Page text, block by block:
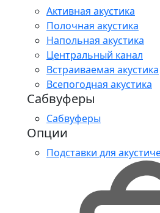
Активная акустика
Полочная акустика
Напольная акустика
Центральный канал
Встраиваемая акустика
Всепогодная акустика
Сабвуферы
Сабвуферы
Опции
Подставки для